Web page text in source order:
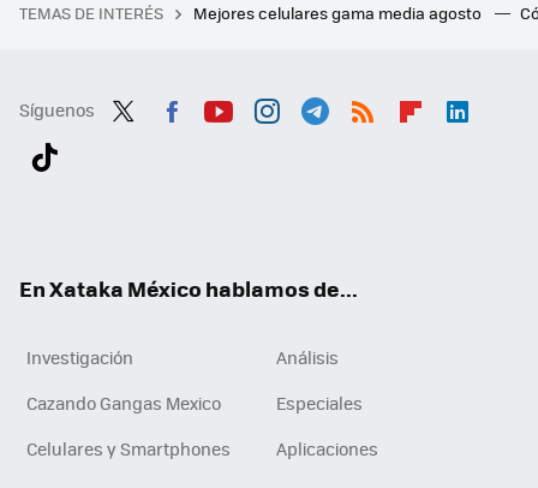
TEMAS DE INTERÉS Mejores celulares gama media agosto
Síguenos
En Xataka México hablamos de...
Investigación
Análisis
Cazando Gangas Mexico
Especiales
Celulares y Smartphones
Aplicaciones